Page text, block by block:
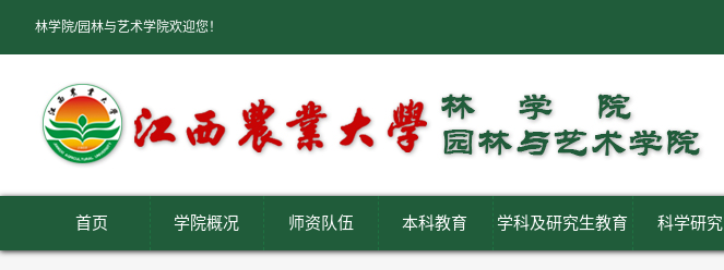
林学院/园林与艺术学院欢迎您！
首页 学院概况 师资队伍 本科教育 学科及研究生教育 科学研究